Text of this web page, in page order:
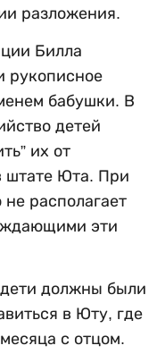
разложения.
Билла
рукописное
бабушки. В
детей
их от
штате Юта. При
располагает
эти
дети должны были
в Юту, где
с отцом.